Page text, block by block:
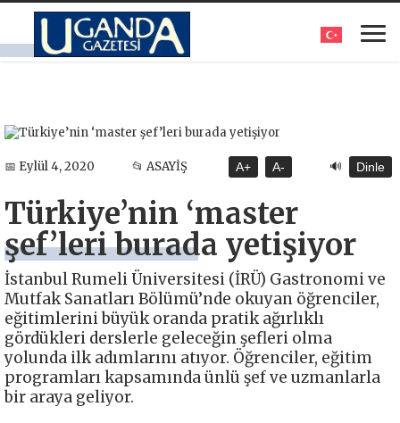
📅 Eylül 4, 2020 📂 ASAYİŞ A+ A- 🔊 Dinle
Türkiye’nin ‘master
şef’leri burada yetişiyor
İstanbul Rumeli Üniversitesi (İRÜ) Gastronomi ve
Mutfak Sanatları Bölümü’nde okuyan öğrenciler,
eğitimlerini büyük oranda pratik ağırlıklı
gördükleri derslerle geleceğin şefleri olma
yolunda ilk adımlarını atıyor. Öğrenciler, eğitim
programları kapsamında ünlü şef ve uzmanlarla
bir araya geliyor.